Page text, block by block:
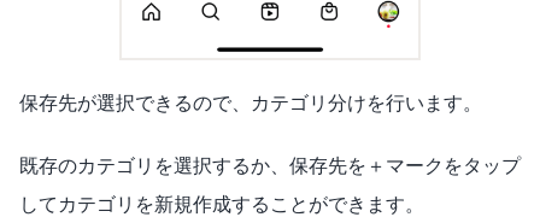
保存先が選択できるので、カテゴリ分けを行います。
既存のカテゴリを選択するか、保存先を＋マークをタップ
してカテゴリを新規作成することができます。